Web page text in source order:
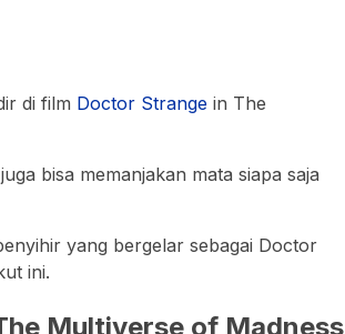
di film Doctor Strange in The
bisa memanjakan mata siapa saja
yang bergelar sebagai Doctor
ini.
Multiverse of Madness